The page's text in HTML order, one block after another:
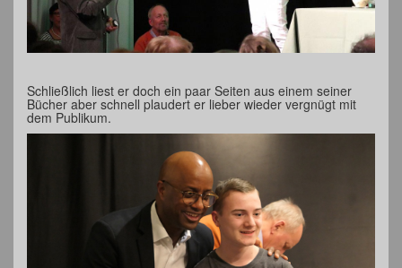
Schließlich liest er doch ein paar Seiten aus einem seiner
Bücher aber schnell plaudert er lieber wieder vergnügt mit
dem Publikum.